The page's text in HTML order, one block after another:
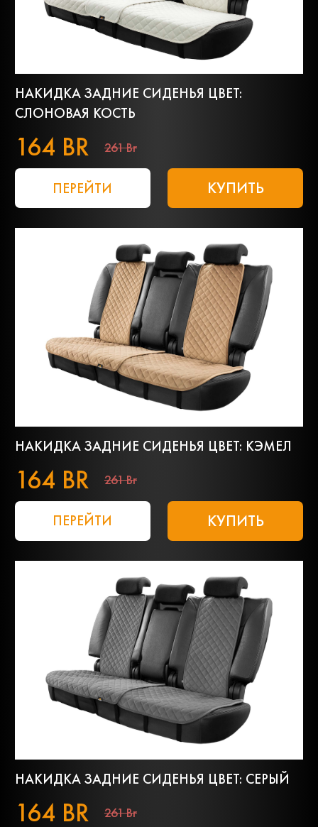
НАКИДКА ЗАДНИЕ СИДЕНЬЯ ЦВЕТ:
СЛОНОВАЯ КОСТЬ
164 BR 261 Br
ПЕРЕЙТИ КУПИТЬ
НАКИДКА ЗАДНИЕ СИДЕНЬЯ ЦВЕТ: КЭМЕЛ
164 BR 261 Br
ПЕРЕЙТИ КУПИТЬ
НАКИДКА ЗАДНИЕ СИДЕНЬЯ ЦВЕТ: СЕРЫЙ
164 BR 261 Br